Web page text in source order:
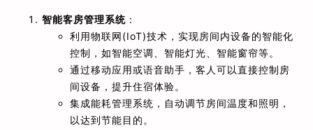
智能客房管理系统 ：
利用物联网(IoT)技术，实现房间内设备的智能化
控制，如智能空调、智能灯光、智能窗帘等。
通过移动应用或语音助手，客人可以直接控制房
间设备，提升住宿体验。
集成能耗管理系统，自动调节房间温度和照明，
以达到节能目的。